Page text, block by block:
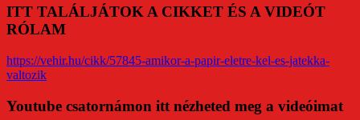
ITT TALÁLJÁTOK A CIKKET ÉS A VIDEÓT
RÓLAM
https://vehir.hu/cikk/57845-amikor-a-papir-eletre-kel-es-jatekka-
valtozik
Youtube csatornámon itt nézheted meg a videóimat